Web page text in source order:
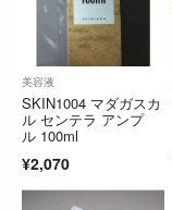
美容液
SKIN1004 マダガスカ
ル センテラ アンプ
ル 100ml
¥2,070